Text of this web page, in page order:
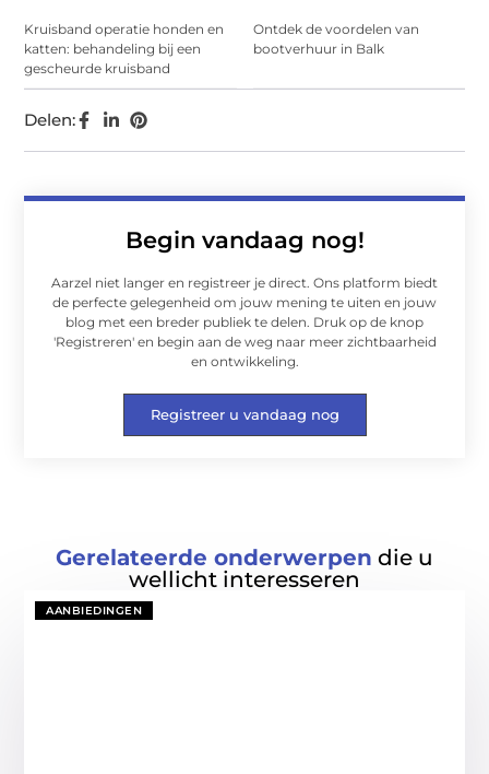
Kruisband operatie honden en
katten: behandeling bij een
gescheurde kruisband
Ontdek de voordelen van
bootverhuur in Balk
Begin vandaag nog!
Aarzel niet langer en registreer je direct. Ons platform biedt
de perfecte gelegenheid om jouw mening te uiten en jouw
blog met een breder publiek te delen. Druk op de knop
'Registreren' en begin aan de weg naar meer zichtbaarheid
en ontwikkeling.
Registreer u vandaag nog
Delen:
Gerelateerde onderwerpen die u
wellicht interesseren
AANBIEDINGEN